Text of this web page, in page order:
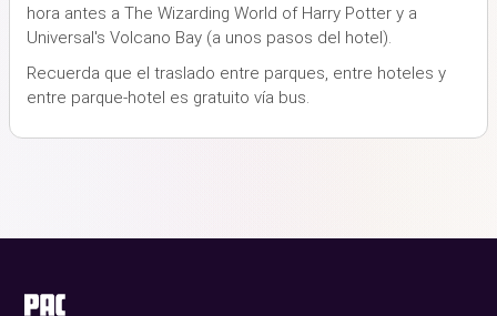
hora antes a The Wizarding World of Harry Potter y a
Universal's Volcano Bay (a unos pasos del hotel).
Recuerda que el traslado entre parques, entre hoteles y
entre parque-hotel es gratuito vía bus.